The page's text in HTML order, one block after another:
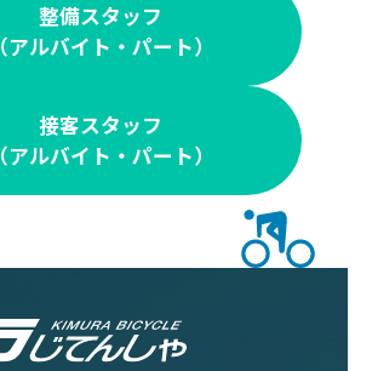
整備スタッフ
（アルバイト・パート）
接客スタッフ
（アルバイト・パート）